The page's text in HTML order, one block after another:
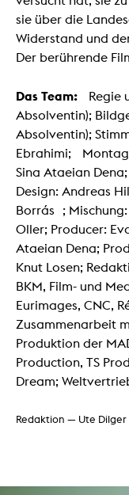
sie über die
Widerstand und
Der berührende
Das Team: Regie
Absolventin);
Absolventin);
Ebrahimi;
Sina Ataeian
Design: Andreas
Borrás ;
Oller; Producer:
Ataeian Dena;
Knut Losen;
BKM, Film- und
Eurimages, CNC,
Zusammenarbeit
Produktion der
Production, TS
Dream;
Redaktion — Ute Dilger